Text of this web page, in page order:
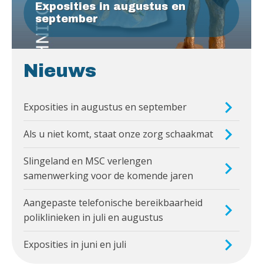
Exposities in augustus en
september
Nieuws
Exposities in augustus en september
Als u niet komt, staat onze zorg schaakmat
Slingeland en MSC verlengen
samenwerking voor de komende jaren
Aangepaste telefonische bereikbaarheid
poliklinieken in juli en augustus
Exposities in juni en juli